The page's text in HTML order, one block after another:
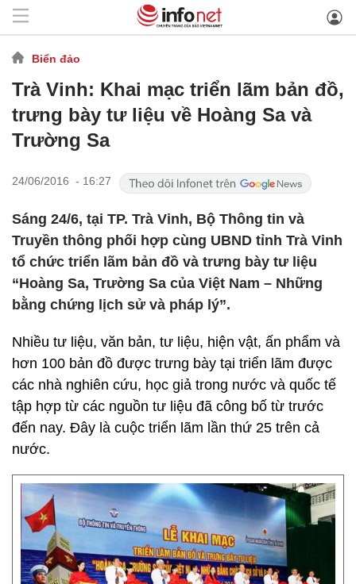
Biển đảo
Trà Vinh: Khai mạc triển lãm bản đồ,
trưng bày tư liệu về Hoàng Sa và
Trường Sa
24/06/2016 - 16:27
Sáng 24/6, tại TP. Trà Vinh, Bộ Thông tin và
Truyền thông phối hợp cùng UBND tỉnh Trà Vinh
tổ chức triển lãm bản đồ và trưng bày tư liệu
“Hoàng Sa, Trường Sa của Việt Nam – Những
bằng chứng lịch sử và pháp lý”.
Nhiều tư liệu, văn bản, tư liệu, hiện vật, ấn phẩm và
hơn 100 bản đồ được trưng bày tại triển lãm được
các nhà nghiên cứu, học giả trong nước và quốc tế
tập hợp từ các nguồn tư liệu đã công bố từ trước
đến nay. Đây là cuộc triển lãm lần thứ 25 trên cả
nước.